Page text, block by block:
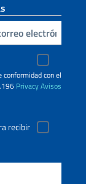
con el
PrivacyAvisos
recibir